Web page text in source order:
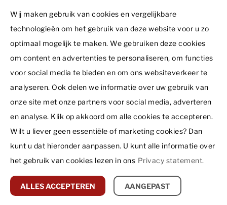
Voornaam
Achternaam *
E-mailadres *
Telefoonnummer *
VERZENDEN
Dormio Resort De Hondsrug
Dormio Resort Eifeler Tor
Dormio Resort Les Portes Du Grand Massif - Flaine
Dormio Resort Maastricht
Dormio Water Resort Medemblik
Dormio Resort Nieuwvliet-Bad
Dormio Strand Resort Nieuwvliet-Bad
PODS Resort Curaçao by Dormio
Seefeld Village
Testimonials
Hoe werkt het?
Bezichtigingen
Agenda
Dormio Investments
Dormio Leisure Development
Summio Parcs
Boiten Ingenieurs
Recreatie Architectuur
Vacatures
Contact
Ir. J.P. van Muijlwijkstraat 7
6828 BP Arnhem
Nederland
+31 26 353 77 02
verkoop@dormio.eu
Vrijblijvende zoekopdracht
Disclaimer
Wij maken gebruik van cookies en vergelijkbare
technologieën om het gebruik van deze website voor u zo
optimaal mogelijk te maken. We gebruiken deze cookies
om content en advertenties te personaliseren, om functies
voor social media te bieden en om ons websiteverkeer te
analyseren. Ook delen we informatie over uw gebruik van
onze site met onze partners voor social media, adverteren
en analyse. Klik op akkoord om alle cookies te accepteren.
Wilt u liever geen essentiële of marketing cookies? Dan
kunt u dat hieronder aanpassen. U kunt alle informatie over
het gebruik van cookies lezen in ons Privacy statement.
ALLES ACCEPTEREN AANGEPAST